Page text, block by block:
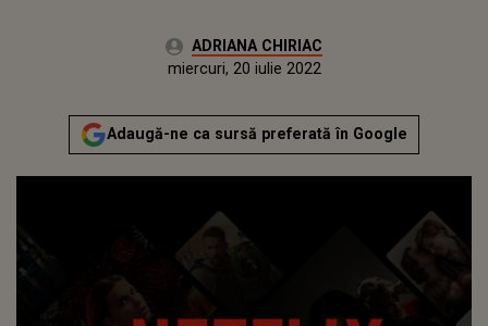
Autor:ADRIANA CHIRIAC
miercuri, 20 iulie 2022Actualizat:
miercuri, 20 iulie 2022
Adaugă-ne ca sursă preferată în Google